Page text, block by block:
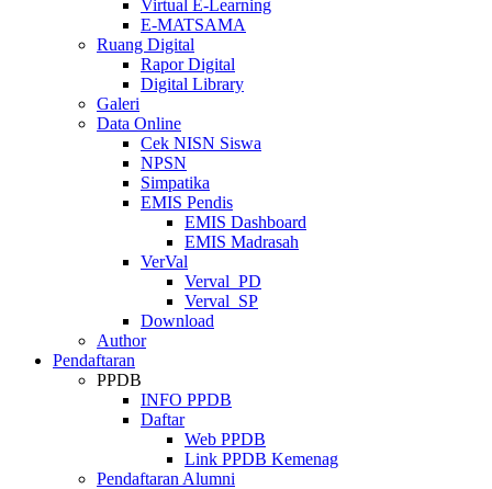
Virtual E-Learning
E-MATSAMA
Ruang Digital
Rapor Digital
Digital Library
Galeri
Data Online
Cek NISN Siswa
NPSN
Simpatika
EMIS Pendis
EMIS Dashboard
EMIS Madrasah
VerVal
Verval_PD
Verval_SP
Download
Author
Pendaftaran
PPDB
INFO PPDB
Daftar
Web PPDB
Link PPDB Kemenag
Pendaftaran Alumni